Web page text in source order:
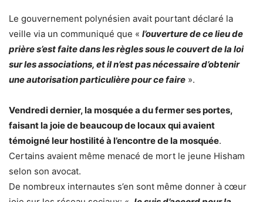
Le gouvernement polynésien avait pourtant déclaré la
veille via un communiqué que « l’ouverture de ce lieu de
prière s’est faite dans les règles sous le couvert de la loi
sur les associations, et il n’est pas nécessaire d’obtenir
une autorisation particulière pour ce faire ».
Vendredi dernier, la mosquée a du fermer ses portes,
faisant la joie de beaucoup de locaux qui avaient
témoigné leur hostilité à l’encontre de la mosquée.
Certains avaient même menacé de mort le jeune Hisham
selon son avocat.
De nombreux internautes s’en sont même donner à cœur